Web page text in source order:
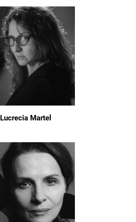
Lucrecia Martel